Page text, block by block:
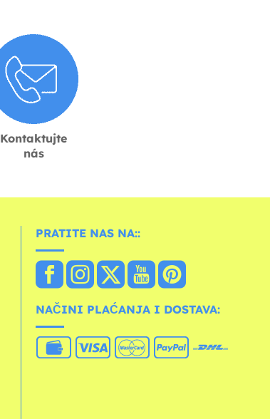
Kontaktujte
nás
PRATITE NAS NA::
NAČINI PLAĆANJA I DOSTAVA: